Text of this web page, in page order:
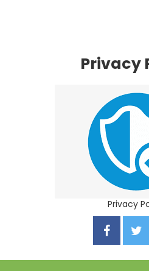
Privacy
Privacy